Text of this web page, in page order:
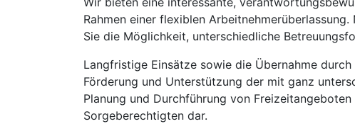
Rahmen einer flexiblen
Sie die Möglichkeit, unterschiedliche
Langfristige Einsätze sowie die Übernahme
Förderung und Unterstützung der mit ganz
Planung und Durchführung von
Sorgeberechtigten dar.